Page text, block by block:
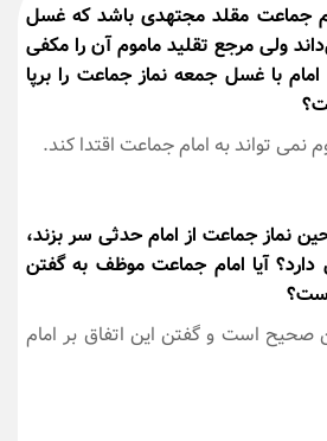
جماعت مقلد مجتهدی باشد که غسل
ولی مرجع تقلید ماموم آن را مکفی
با غسل جمعه نماز جماعت را برپا
تواند به امام جماعت اقتدا کند.
نماز جماعت از امام حدثی سر بزند،
آیا امام جماعت موظف به گفتن
است؟
صحیح است و گفتن این اتفاق بر امام